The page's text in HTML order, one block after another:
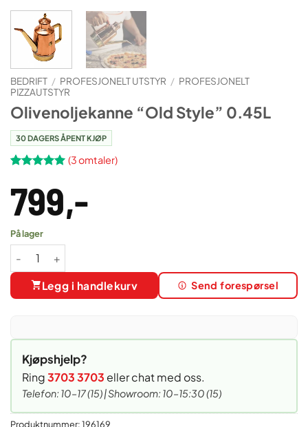
BEDRIFT / PROFESJONELT UTSTYR / PROFESJONELT
PIZZAUTSTYR
Olivenoljekanne “Old Style” 0.45L
30 DAGERS ÅPENT KJØP
av 5 basert
på
kundevurderinger
(3omtaler)
799,-
På lager
Olivenoljekanne "Old Style" 0.45L antall
Legg i handlekurv Send forespørsel
Kjøpshjelp?
Ring3703 3703 eller chat med oss.
Telefon: 10–17 (15) | Showroom: 10–15:30 (15)
Produktnummer:196169